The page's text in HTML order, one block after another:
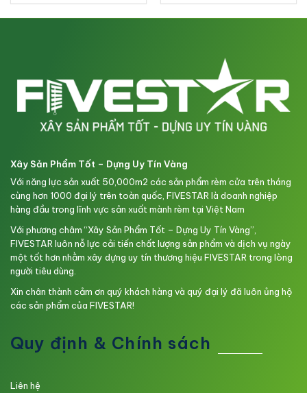
Xây Sản Phẩm Tốt – Dựng Uy Tín Vàng
Với năng lực sản xuất 50,000m2 các sản phẩm rèm cửa trên tháng
cùng hơn 1000 đại lý trên toàn quốc, FIVESTAR là doanh nghiệp
hàng đầu trong lĩnh vực sản xuất mành rèm tại Việt Nam
Với phương châm “Xây Sản Phẩm Tốt – Dựng Uy Tín Vàng”,
FIVESTAR luôn nỗ lực cải tiến chất lượng sản phẩm và dịch vụ ngày
một tốt hơn nhằm xây dựng uy tín thương hiệu FIVESTAR trong lòng
người tiêu dùng.
Xin chân thành cảm ơn quý khách hàng và quý đại lý đã luôn ủng hộ
các sản phẩm của FIVESTAR!
Quy định & Chính sách
Liên hệ